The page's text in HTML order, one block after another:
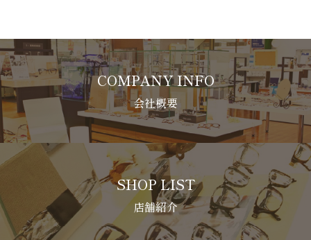
COMPANY INFO
会社概要
SHOP LIST
店舗紹介